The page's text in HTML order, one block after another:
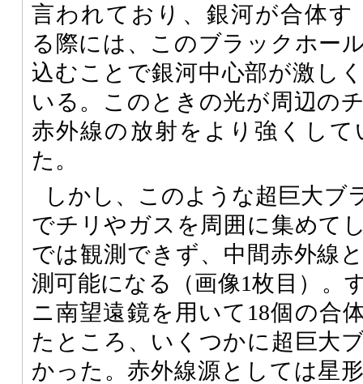
言われており、銀河が合体す
る際には、このブラックホー
込むことで銀河中心部が激し
いる。このときの光が周辺の
赤外線の放射をより強くし
た。
しかし、このような超巨大ブ
でチリやガスを周囲に集めて
では観測できず、中間赤外線
測可能になる（画像1枚目）。
ニ南望遠鏡を用いて18個の合
たところ、いくつかに超巨大
かった。赤外線源としては星